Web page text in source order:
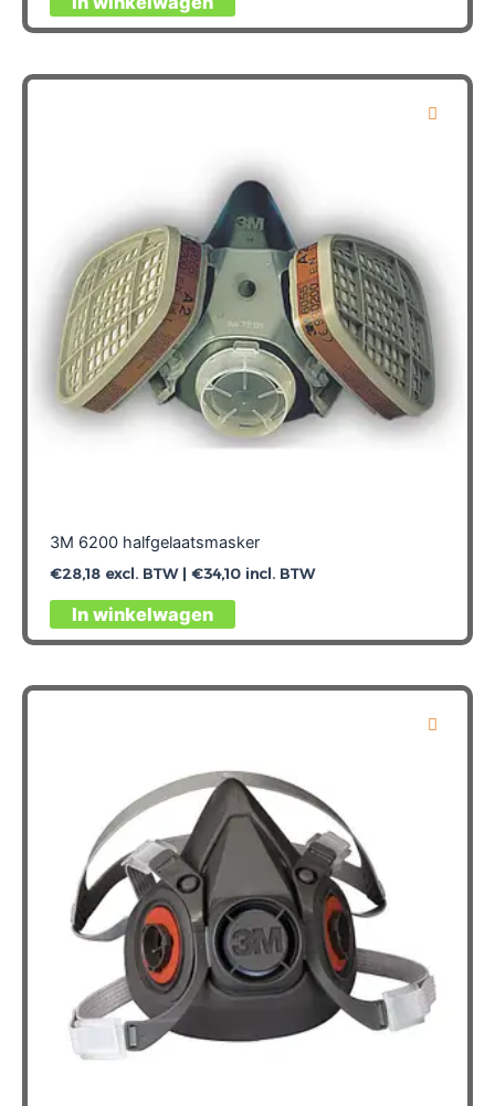
3M 6200 halfgelaatsmasker
€28,18excl. BTW | €34,10incl. BTW
In winkelwagen